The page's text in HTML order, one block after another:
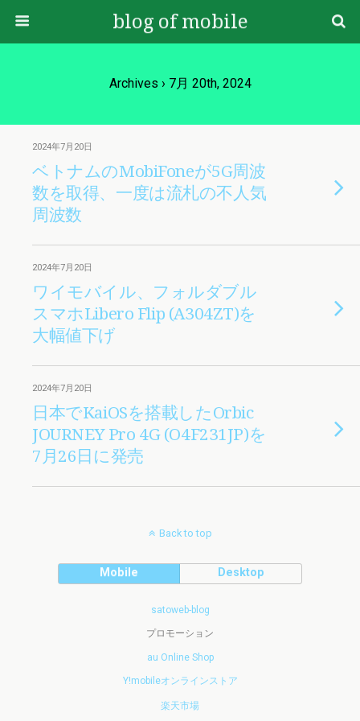
blog of mobile
Archives › 7月 20th, 2024
2024年7月20日
ベトナムのMobiFoneが5G周波
数を取得、一度は流札の不人気
周波数
2024年7月20日
ワイモバイル、フォルダブル
スマホLibero Flip (A304ZT)を
大幅値下げ
2024年7月20日
日本でKaiOSを搭載したOrbic
JOURNEY Pro 4G (O4F231JP)を
7月26日に発売
Back to top
Mobile Desktop
satoweb-blog
プロモーション
au Online Shop
Y!mobileオンラインストア
楽天市場